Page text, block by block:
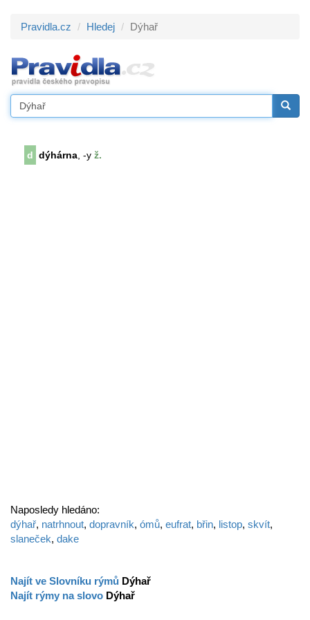
Pravidla.cz Hledej Dýhař
d dýhárna , -y ž.
Naposledy hledáno:
dýhař, natrhnout, dopravník, ómů, eufrat, břin, listop, skvít,
slaneček, dake
Najít ve Slovníku rýmů Dýhař
Najít rýmy na slovo Dýhař